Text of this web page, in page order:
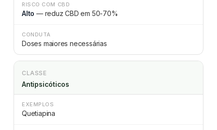
RISCO COM CBD
Alto — reduz CBD em 50-70%
CONDUTA
Doses maiores necessárias
CLASSE
Antipsicóticos
EXEMPLOS
Quetiapina